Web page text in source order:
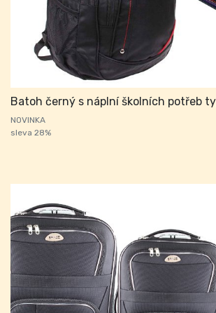
Batoh černý s náplní školních potřeb
NOVINKA
sleva 28%